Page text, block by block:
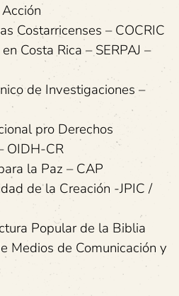
Costarricenses – COCRIC
Costa Rica – SERPAJ –
de Investigaciones –
pro Derechos
OIDH-CR
la Paz – CAP
de la Creación -JPIC /
Popular de la Biblia
Medios de Comunicación y